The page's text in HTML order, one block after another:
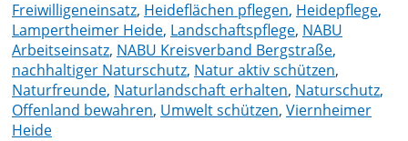
Freiwilligeneinsatz, Heideflächen pflegen, Heidepflege,
Lampertheimer Heide, Landschaftspflege, NABU
Arbeitseinsatz, NABU Kreisverband Bergstraße,
nachhaltiger Naturschutz, Natur aktiv schützen,
Naturfreunde, Naturlandschaft erhalten, Naturschutz,
Offenland bewahren, Umwelt schützen, Viernheimer
Heide